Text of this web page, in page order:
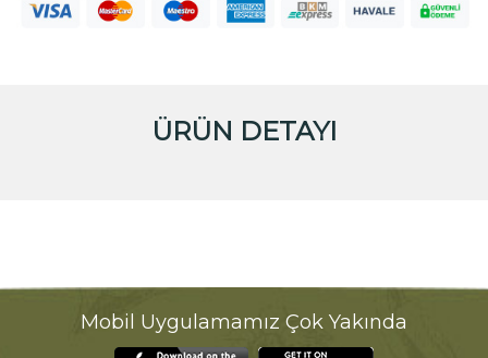
ÜRÜN DETAYI
Mobil Uygulamamız Çok Yakında